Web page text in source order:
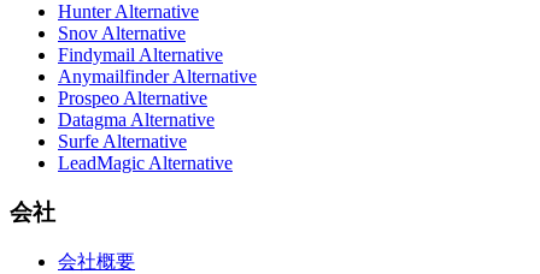
Hunter Alternative
Snov Alternative
Findymail Alternative
Anymailfinder Alternative
Prospeo Alternative
Datagma Alternative
Surfe Alternative
LeadMagic Alternative
会社
会社概要